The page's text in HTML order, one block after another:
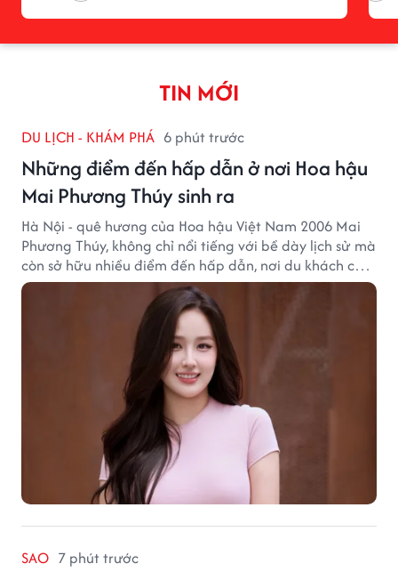
TIN MỚI
DU LỊCH - KHÁM PHÁ 6 phút trước
Những điểm đến hấp dẫn ở nơi Hoa hậu
Mai Phương Thúy sinh ra
Hà Nội - quê hương của Hoa hậu Việt Nam 2006 Mai
Phương Thúy, không chỉ nổi tiếng với bề dày lịch sử mà
còn sở hữu nhiều điểm đến hấp dẫn, nơi du khách có
thể cảm nhận trọn vẹn vẻ đẹp cổ kính xen lẫn nhịp
sống hiện đại của Thủ đô.
SAO 7 phút trước